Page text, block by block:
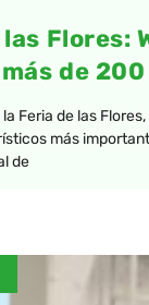
Flores:
de
Feria de las
más
de